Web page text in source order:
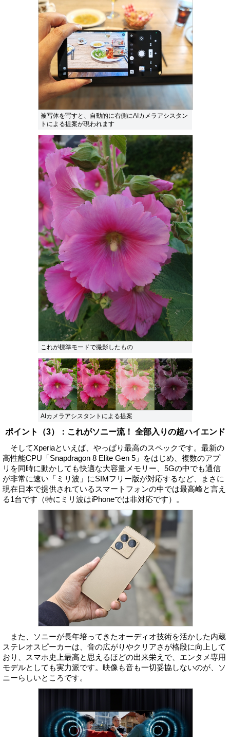
被写体を写すと、自動的に右側にAIカメラアシスタン
トによる提案が現われます
これが標準モードで撮影したもの
AIカメラアシスタントによる提案
ポイント（3）：これがソニー流！ 全部入りの超ハイエンド
そしてXperiaといえば、やっぱり最高のスペックです。最新の
高性能CPU「Snapdragon 8 Elite Gen 5」をはじめ、複数のアプ
リを同時に動かしても快適な大容量メモリー、5Gの中でも通信
が非常に速い「ミリ波」にSIMフリー版が対応するなど、まさに
現在日本で提供されているスマートフォンの中では最高峰と言え
る1台です（特にミリ波はiPhoneでは非対応です）。
また、ソニーが長年培ってきたオーディオ技術を活かした内蔵
ステレオスピーカーは、音の広がりやクリアさが格段に向上して
おり、スマホ史上最高と思えるほどの出来栄えで、エンタメ専用
モデルとしても実力派です。映像も音も一切妥協しないのが、ソ
ニーらしいところです。